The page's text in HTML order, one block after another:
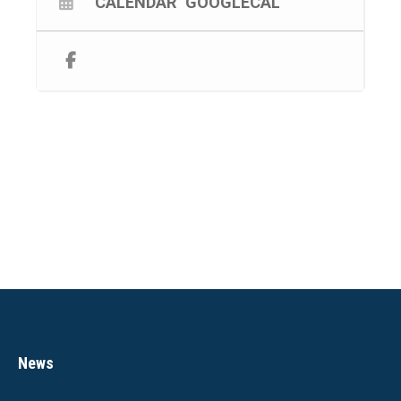
neanche questa sarà la volta buona, perché “l’amore è
Ridotto studenti, under 35 e over 65 €5
News